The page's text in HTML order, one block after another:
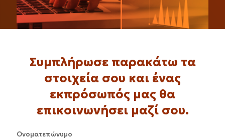
Συμπλήρωσε παρακάτω τα
στοιχεία σου και ένας
εκπρόσωπός μας θα
επικοινωνήσει μαζί σου.
Ονοματεπώνυμο